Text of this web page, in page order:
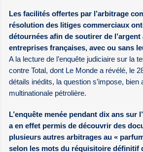
Les facilités offertes par l’arbitrage
résolution des litiges commerciaux
détournées afin de soutirer de l’argent
entreprises françaises, avec ou sans
A la lecture de l’enquête judiciaire sur la
contre Total, dont Le Monde a révélé, le
détails inédits, la question s’impose, bien
multinationale pétrolière.
L’enquête menée pendant dix ans sur
a en effet permis de découvrir des
plusieurs autres arbitrages au «
selon les mots du réquisitoire définitif